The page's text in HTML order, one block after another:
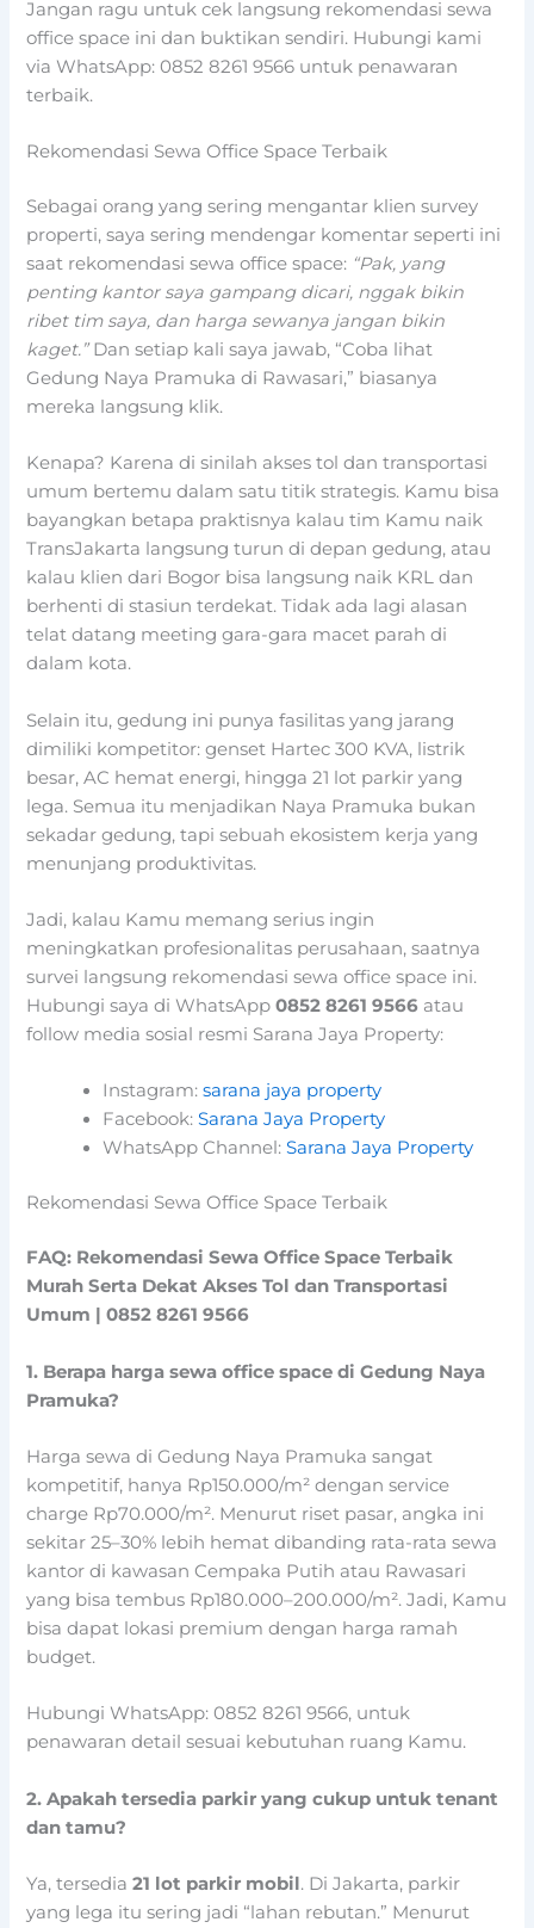
Jangan ragu untuk cek langsung rekomendasi sewa
office space ini dan buktikan sendiri. Hubungi kami
via WhatsApp: 0852 8261 9566 untuk penawaran
terbaik.
Rekomendasi Sewa Office Space Terbaik
Sebagai orang yang sering mengantar klien survey
properti, saya sering mendengar komentar seperti ini
saat rekomendasi sewa office space: “Pak, yang
penting kantor saya gampang dicari, nggak bikin
ribet tim saya, dan harga sewanya jangan bikin
kaget.”Dan setiap kali saya jawab, “Coba lihat
Gedung Naya Pramuka di Rawasari,” biasanya
mereka langsung klik.
Kenapa? Karena di sinilah akses tol dan transportasi
umum bertemu dalam satu titik strategis. Kamu bisa
bayangkan betapa praktisnya kalau tim Kamu naik
TransJakarta langsung turun di depan gedung, atau
kalau klien dari Bogor bisa langsung naik KRL dan
berhenti di stasiun terdekat. Tidak ada lagi alasan
telat datang meeting gara-gara macet parah di
dalam kota.
Selain itu, gedung ini punya fasilitas yang jarang
dimiliki kompetitor: genset Hartec 300 KVA, listrik
besar, AC hemat energi, hingga 21 lot parkir yang
lega. Semua itu menjadikan Naya Pramuka bukan
sekadar gedung, tapi sebuah ekosistem kerja yang
menunjang produktivitas.
Jadi, kalau Kamu memang serius ingin
meningkatkan profesionalitas perusahaan, saatnya
survei langsung rekomendasi sewa office space ini.
Hubungi saya di WhatsApp0852 8261 9566 atau
follow media sosial resmi Sarana Jaya Property:
Instagram:sarana jaya property
Facebook:Sarana Jaya Property
WhatsApp Channel:Sarana Jaya Property
Rekomendasi Sewa Office Space Terbaik
FAQ: Rekomendasi Sewa Office Space Terbaik
Murah Serta Dekat Akses Tol dan Transportasi
Umum | 0852 8261 9566
1. Berapa harga sewa office space di Gedung Naya
Pramuka?
Harga sewa di Gedung Naya Pramuka sangat
kompetitif, hanya Rp150.000/m² dengan service
charge Rp70.000/m². Menurut riset pasar, angka ini
sekitar 25–30% lebih hemat dibanding rata-rata sewa
kantor di kawasan Cempaka Putih atau Rawasari
yang bisa tembus Rp180.000–200.000/m². Jadi, Kamu
bisa dapat lokasi premium dengan harga ramah
budget.
Hubungi WhatsApp: 0852 8261 9566, untuk
penawaran detail sesuai kebutuhan ruang Kamu.
2. Apakah tersedia parkir yang cukup untuk tenant
dan tamu?
Ya, tersedia21 lot parkir mobil. Di Jakarta, parkir
yang lega itu sering jadi “lahan rebutan.” Menurut